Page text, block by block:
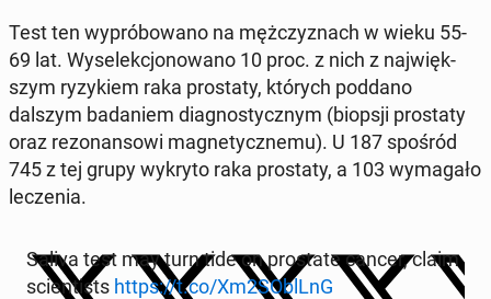
Test ten wy­pró­bo­wa­no na męż­czy­znach w wieku 55-
69 lat. Wy­se­lek­cjo­no­wa­no 10 proc. z nich z naj­więk­
szym ry­zy­kiem raka pro­sta­ty, których poddano
dalszym ba­da­niem dia­gno­stycz­nym (biopsji pro­sta­ty
oraz re­zo­nan­so­wi ma­gne­tycz­ne­mu). U 187 spośród
745 z tej grupy wykryto raka pro­sta­ty, a 103 wy­ma­ga­ło
le­cze­nia.
Saliva test may turn tide on pro­sta­te cancer, claim
scien­ti­sts https://t.co/Xm2SOblLnG